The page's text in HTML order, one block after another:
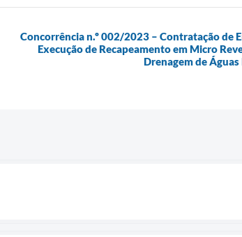
Concorrência n.º 002/2023 – Contratação de
Execução de Recapeamento em Micro
Drenagem de